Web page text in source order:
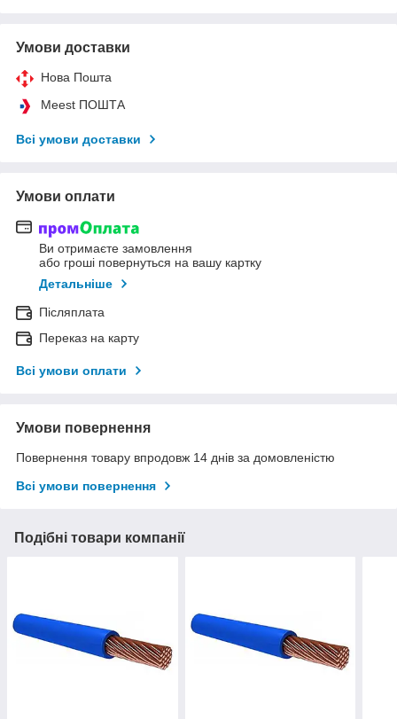
Умови доставки
Нова Пошта
Meest ПОШТА
Всі умови доставки
Умови оплати
Ви отримаєте замовлення
або гроші повернуться на вашу картку
Детальніше
Післяплата
Переказ на карту
Всі умови оплати
Умови повернення
Повернення товару впродовж 14 днів за домовленістю
Всі умови повернення
Подібні товари компанії